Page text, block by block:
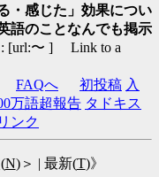
・感じた」効果につい
語のことなんでも掲示
: [url:〜 ] Link to a
FAQへ 初投稿 入
万語超報告 タドキス
ンク
N)＞ | 最新(T)》